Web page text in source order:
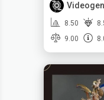
Videogen
8.50
9.00